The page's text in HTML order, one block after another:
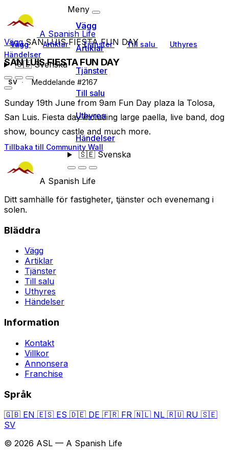
A Spanish Life
Vägg Artiklar Tjänster Till salu
Uthyres
Händelser
🇸🇪Svenska
Meny
Vägg
Artiklar
Tjänster
Till salu
Uthyres
Händelser
🇸🇪Svenska
VäggSAN LUIS FIESTA FUN DAY
SAN LUIS FIESTA FUN DAY
SV Meddelande #2167
Sunday 19th June from 9am Fun Day plaza la Tolosa,
San Luis. Fiesta day including large paella, live band, dog
show, bouncy castle and much more.
Tillbaka till Community Wall
A Spanish Life
Ditt samhälle för fastigheter, tjänster och evenemang i
solen.
Bläddra
Vägg
Artiklar
Tjänster
Till salu
Uthyres
Händelser
Information
Kontakt
Villkor
Annonsera
Franchise
Språk
🇬🇧 EN 🇪🇸 ES 🇩🇪 DE 🇫🇷 FR 🇳🇱 NL 🇷🇺 RU 🇸🇪
SV
© 2026 ASL — A Spanish Life